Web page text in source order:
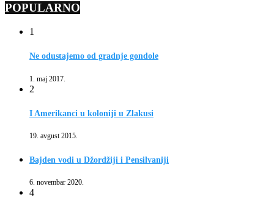
POPULARNO
1
Ne odustajemo od gradnje gondole
1. maj 2017.
2
I Amerikanci u koloniji u Zlakusi
19. avgust 2015.
Bajden vodi u Džordžiji i Pensilvaniji
6. novembar 2020.
4